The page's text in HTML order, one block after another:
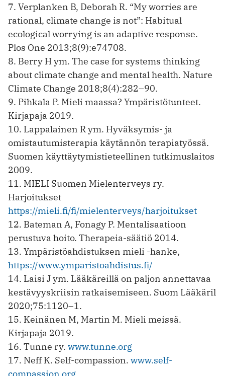
7. Verplanken B, Deborah R. “My worries are
rational, climate change is not”: Habitual
ecological worrying is an adaptive response.
Plos One 2013;8(9):e74708.
8. Berry H ym. The case for systems thinking
about climate change and mental health. Nature
Climate Change 2018;8(4):282–90.
9. Pihkala P. Mieli maassa? Ympäristötunteet.
Kirjapaja 2019.
10. Lappalainen R ym. Hyväksymis- ja
omistautumisterapia käytännön terapiatyössä.
Suomen käyttäytymistieteellinen tutkimuslaitos
2009.
11. MIELI Suomen Mielenterveys ry.
Harjoitukset
https://mieli.fi/fi/mielenterveys/harjoitukset
12. Bateman A, Fonagy P. Mentalisaatioon
perustuva hoito. Therapeia-säätiö 2014.
13. Ympäristöahdistuksen mieli -hanke,
https://www.ymparistoahdistus.fi/
14. Laisi J ym. Lääkäreillä on paljon annettavaa
kestävyyskriisin ratkaisemiseen. Suom Lääkäril
2020;75:1120–1.
15. Keinänen M, Martin M. Mieli meissä.
Kirjapaja 2019.
16. Tunne ry. www.tunne.org
17. Neff K. Self-compassion. www.self-